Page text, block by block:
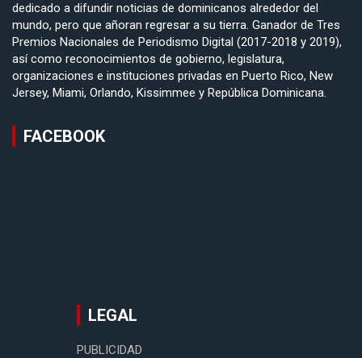
dedicado a difundir noticias de dominicanos alrededor del
mundo, pero que añoran regresar a su tierra. Ganador de Tres
Premios Nacionales de Periodismo Digital (2017-2018 y 2019),
así como reconocimientos de gobierno, legislatura,
organizaciones e instituciones privadas en Puerto Rico, New
Jersey, Miami, Orlando, Kissimmee y República Dominicana.
FACEBOOK
LEGAL
PUBLICIDAD